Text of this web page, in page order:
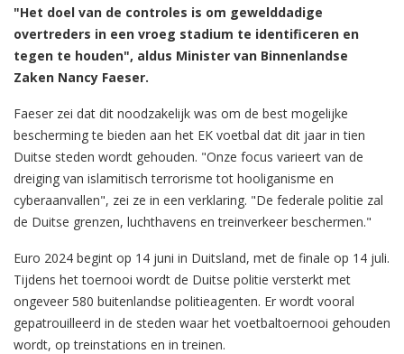
"Het doel van de controles is om gewelddadige
overtreders in een vroeg stadium te identificeren en
tegen te houden", aldus Minister van Binnenlandse
Zaken Nancy Faeser.
Faeser zei dat dit noodzakelijk was om de best mogelijke
bescherming te bieden aan het EK voetbal dat dit jaar in tien
Duitse steden wordt gehouden. "Onze focus varieert van de
dreiging van islamitisch terrorisme tot hooliganisme en
cyberaanvallen", zei ze in een verklaring. "De federale politie zal
de Duitse grenzen, luchthavens en treinverkeer beschermen."
Euro 2024 begint op 14 juni in Duitsland, met de finale op 14 juli.
Tijdens het toernooi wordt de Duitse politie versterkt met
ongeveer 580 buitenlandse politieagenten. Er wordt vooral
gepatrouilleerd in de steden waar het voetbaltoernooi gehouden
wordt, op treinstations en in treinen.